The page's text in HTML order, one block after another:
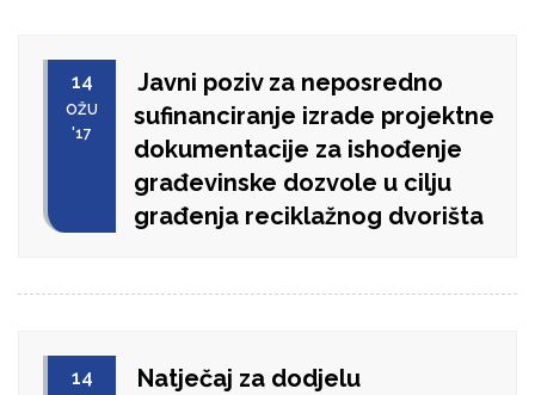
14
OŽU
'17
Javni poziv za neposredno
sufinanciranje izrade projektne
dokumentacije za ishođenje
građevinske dozvole u cilju
građenja reciklažnog dvorišta
14
Natječaj za dodjelu